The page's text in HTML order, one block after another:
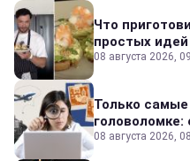
Что
простых
08 августа 2026,
Только
головоломке:
08 августа 2026,